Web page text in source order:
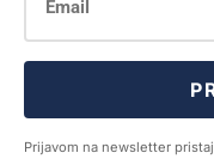
Prijavom na newsletter